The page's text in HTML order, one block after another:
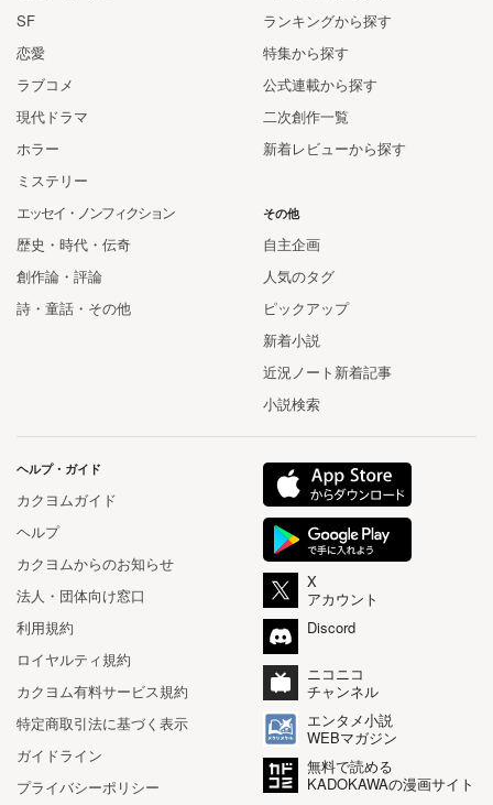
ランキングから探す
特集から探す
公式連載から探す
二次創作一覧
新着レビューから探す
SF
恋愛
ラブコメ
現代ドラマ
ホラー
ミステリー
エッセイ・ノンフィクション
歴史・時代・伝奇
創作論・評論
詩・童話・その他
その他
自主企画
人気のタグ
ピックアップ
新着小説
近況ノート新着記事
小説検索
ヘルプ・ガイド
カクヨムガイド
ヘルプ
カクヨムからのお知らせ
法人・団体向け窓口
利用規約
ロイヤルティ規約
カクヨム有料サービス規約
特定商取引法に基づく表示
ガイドライン
プライバシーポリシー
X
アカウント
Discord
ニコニコ
チャンネル
エンタメ小説
WEBマガジン
無料で読める
KADOKAWAの漫画サイト